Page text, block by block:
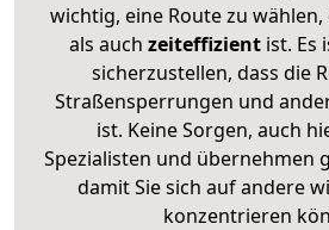
wichtig, eine Route zu
als auch zeiteffizientist. Es
sicherzustellen, dass die
Straßensperrungen und
ist. Keine Sorgen, auch
Spezialisten und übernehmen
damit Sie sich auf andere
konzentrieren